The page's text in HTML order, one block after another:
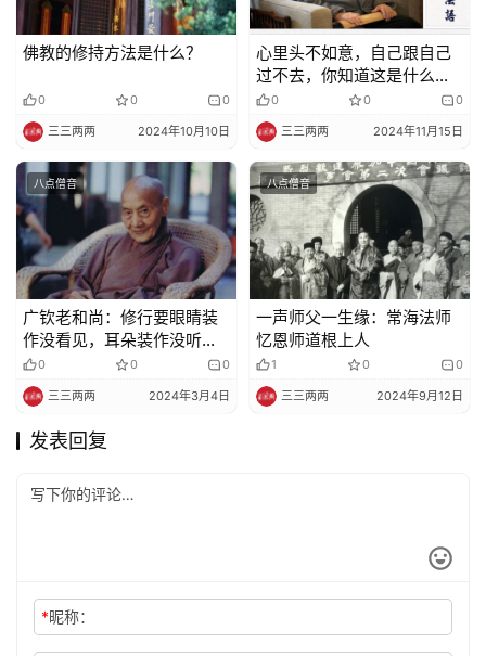
佛教的修持方法是什么？
0 0 0
三三两两 2024年10月10日
心里头不如意，自己跟自己
过不去，你知道这是什么原
因吗？
0 0 0
三三两两 2024年11月15日
八点僧音
广钦老和尚：修行要眼睛装
作没看见，耳朵装作没听
到，老实念佛
0 0 0
三三两两 2024年3月4日
八点僧音
一声师父一生缘：常海法师
忆恩师道根上人
1 0 0
三三两两 2024年9月12日
发表回复
*昵称：